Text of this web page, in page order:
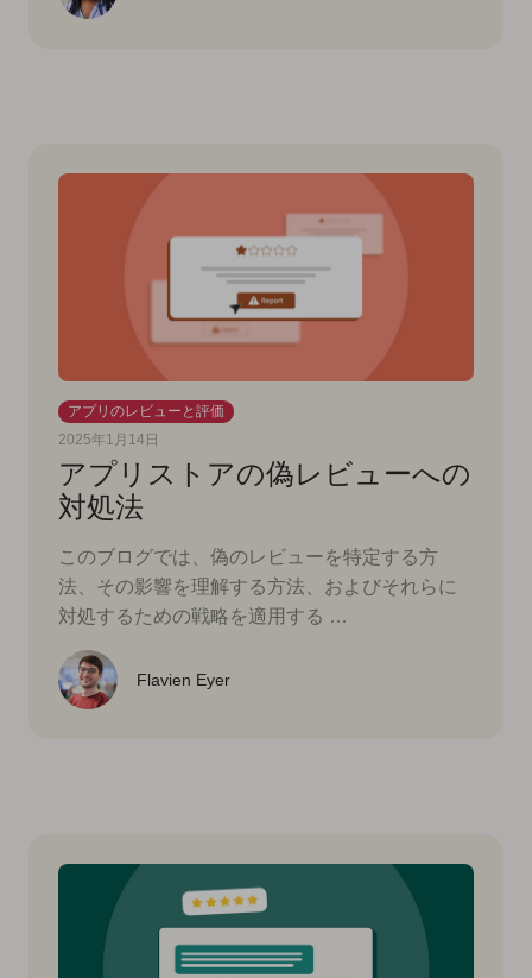
アプリのレビューと評価
2025年1月14日
アプリストアの偽レビューへの
対処法
このブログでは、偽のレビューを特定する方
法、その影響を理解する方法、およびそれらに
対処するための戦略を適用する …
Flavien Eyer